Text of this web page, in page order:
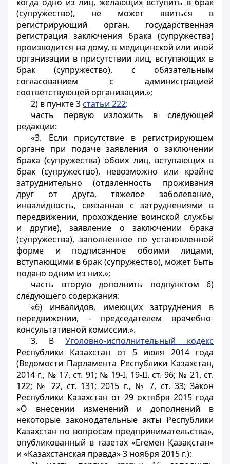
(супружество), не может явиться в
регистрирующий орган, государственная
регистрация заключения брака (супружества)
производится на дому, в медицинской или иной
организации в присутствии лиц, вступающих в
брак (супружество), с обязательным
согласованием с администрацией
соответствующей организации.»;
2) в пункте 3 статьи 222:
часть первую изложить в следующей
редакции:
«3. Если присутствие в регистрирующем
органе при подаче заявления о заключении
брака (супружества) обоих лиц, вступающих в
брак (супружество), невозможно или крайне
затруднительно (отдаленность проживания
друг от друга, тяжелое заболевание,
инвалидность, связанная с затруднениями в
передвижении, прохождение воинской службы
и другие), заявление о заключении брака
(супружества), заполненное по установленной
форме и подписанное обоими лицами,
вступающими в брак (супружество), может быть
подано одним из них.»;
часть вторую дополнить подпунктом 6)
следующего содержания:
«6) инвалидов, имеющих затруднения в
передвижении, - председателем врачебно-
консультативной комиссии.».
3. ВУголовно-исполнительный кодекс
Республики Казахстан от 5 июля 2014 года
(Ведомости Парламента Республики Казахстан,
2014 г., № 17, ст. 91; № 19-I, 19-II, ст. 96; № 21, ст.
122; № 22, ст. 131; 2015 г., № 7, ст. 33; Закон
Республики Казахстан от 29 октября 2015 года
«О внесении изменений и дополнений в
некоторые законодательные акты Республики
Казахстан по вопросам предпринимательства»,
опубликованный в газетах «Егемен Қазақстан»
и «Казахстанская правда» 3 ноября 2015 г.):